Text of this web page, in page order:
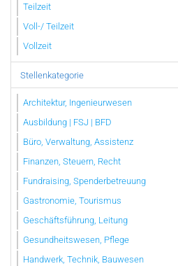
Teilzeit
Voll-/ Teilzeit
Vollzeit
Stellenkategorie
Architektur, Ingenieurwesen
Ausbildung | FSJ | BFD
Büro, Verwaltung, Assistenz
Finanzen, Steuern, Recht
Fundraising, Spenderbetreuung
Gastronomie, Tourismus
Geschäftsführung, Leitung
Gesundheitswesen, Pflege
Handwerk, Technik, Bauwesen